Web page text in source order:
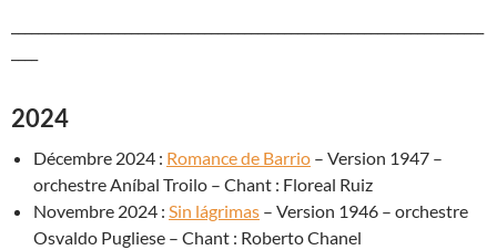
2024
Décembre 2024 : Romance de Barrio – Version 1947 –
orchestre Aníbal Troilo – Chant : Floreal Ruiz
Novembre 2024 : Sin lágrimas – Version 1946 – orchestre
Osvaldo Pugliese – Chant : Roberto Chanel